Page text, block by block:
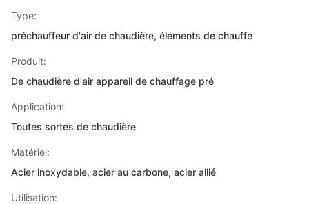
Type:
préchauffeur d'air de chaudière, éléments de chauffe
Produit:
De chaudière d'air appareil de chauffage pré
Application:
Toutes sortes de chaudière
Matériel:
Acier inoxydable, acier au carbone, acier allié
Utilisation: